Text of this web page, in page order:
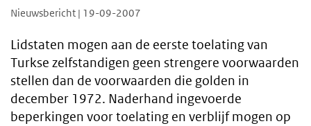
Nieuwsbericht | 19-09-2007
Lidstaten mogen aan de eerste toelating van
Turkse zelfstandigen geen strengere voorwaarden
stellen dan de voorwaarden die golden in
december 1972. Naderhand ingevoerde
beperkingen voor toelating en verblijf mogen op